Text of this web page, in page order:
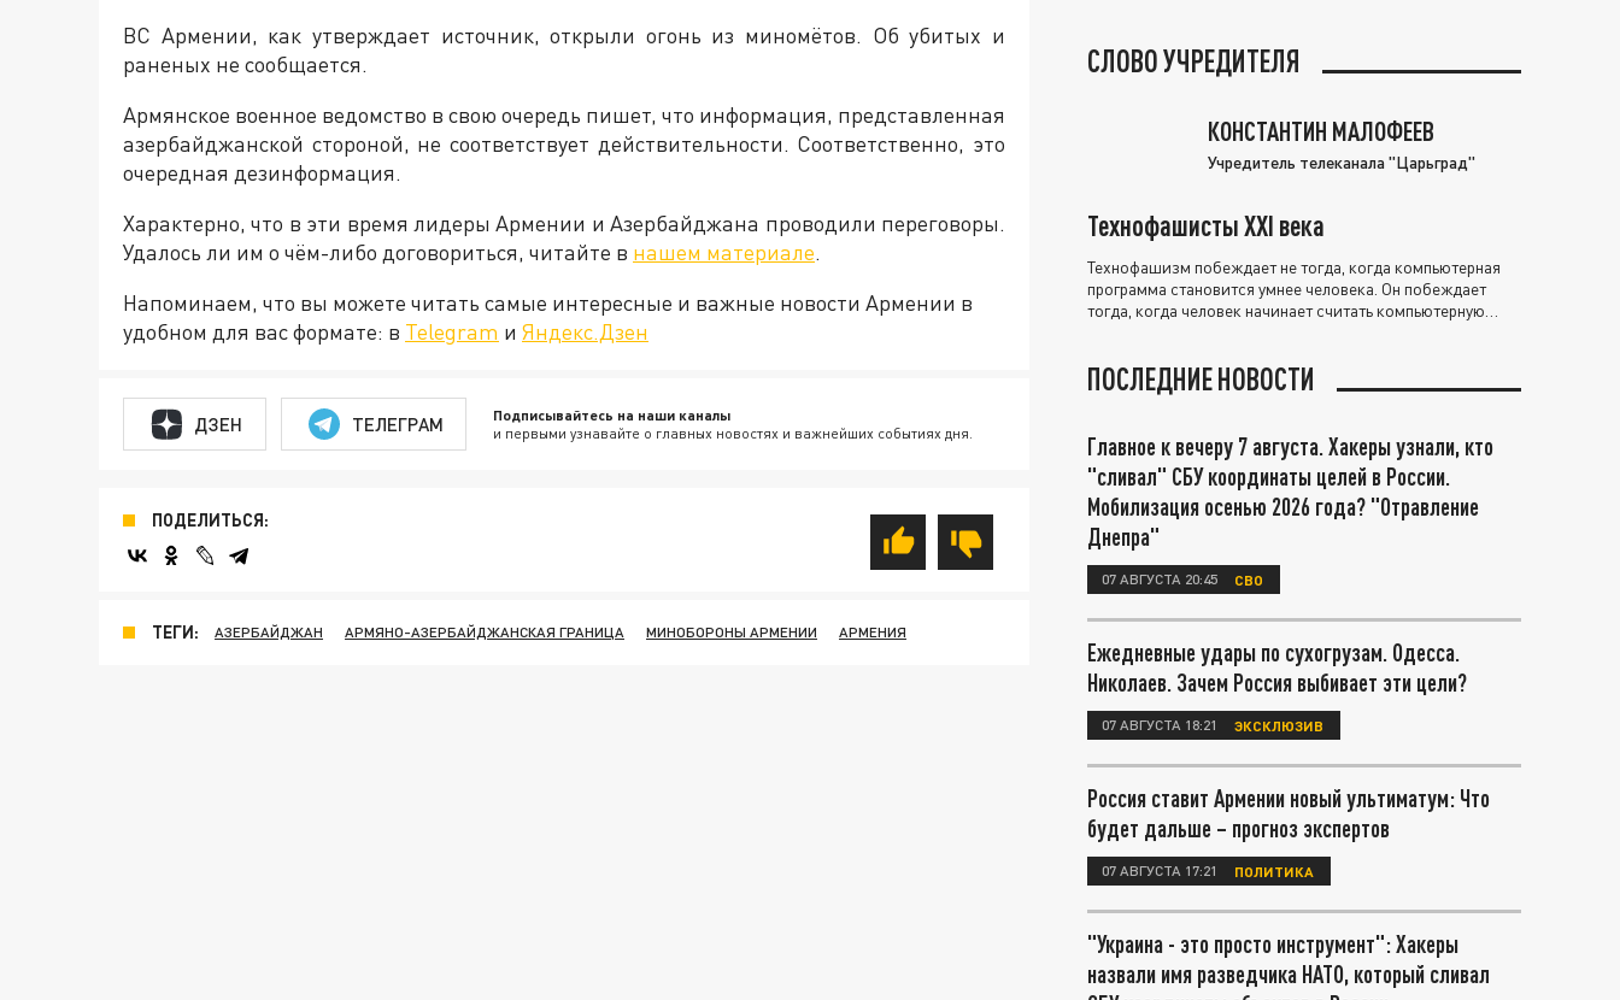
ВС Армении, как утверждает источник, открыли огонь из миномётов. Об убитых и
раненых не сообщается.
Армянское военное ведомство в свою очередь пишет, что информация, представленная
азербайджанской стороной, не соответствует действительности. Соответственно, это
очередная дезинформация.
Характерно, что в эти время лидеры Армении и Азербайджана проводили переговоры.
Удалось ли им о чём-либо договориться, читайте в нашем материале.
Напоминаем, что вы можете читать самые интересные и важные новости Армении в
удобном для вас формате: в Telegram и Яндекс.Дзен
ДЗЕН ТЕЛЕГРАМ Подписывайтесь на наши каналы
и первыми узнавайте о главных новостях и важнейших событиях дня.
ПОДЕЛИТЬСЯ:
ТЕГИ: АЗЕРБАЙДЖАН АРМЯНО-АЗЕРБАЙДЖАНСКАЯ ГРАНИЦА МИНОБОРОНЫ АРМЕНИИ АРМЕНИЯ
СЛОВО УЧРЕДИТЕЛЯ
КОНСТАНТИН МАЛОФЕЕВ
Учредитель телеканала "Царьград"
Технофашисты XXI века
Технофашизм побеждает не тогда, когда компьютерная
программа становится умнее человека. Он побеждает
тогда, когда человек начинает считать компьютерную
ПОСЛЕДНИЕ НОВОСТИ
Главное к вечеру 7 августа. Хакеры узнали, кто
"сливал" СБУ координаты целей в России.
Мобилизация осенью 2026 года? "Отравление
Днепра"
07 АВГУСТА 20:45 СВО
Ежедневные удары по сухогрузам. Одесса.
Николаев. Зачем Россия выбивает эти цели?
07 АВГУСТА 18:21 ЭКСКЛЮЗИВ
Россия ставит Армении новый ультиматум: Что
будет дальше – прогноз экспертов
07 АВГУСТА 17:21 ПОЛИТИКА
"Украина - это просто инструмент": Хакеры
назвали имя разведчика НАТО, который сливал